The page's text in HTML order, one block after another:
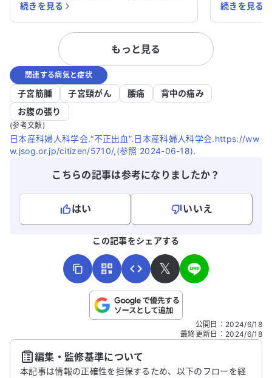
た。病院で抗生物質や鎮痛薬など4種類の
薬を処方されましたが、8日経っても出血
が止まる気配がありません。 エコー検査
では子宮に異常は見られず、排卵が始まる
ための出血ではないかと言われました。し
かし、病気の可能性がないかどうか、他の
医師の意見も伺いたいと考えています。ど
のように対処すれば良いのか、アドバイス
をいただけると助かります。
続きを見る
たり茶色の
精神的なス
続きを見る
もっと見る
関連する病気と症状
子宮筋腫 子宮頸がん 腰痛
背中の痛み
お腹の張り
(参考文献)
日本産科婦人科学会.“不正出血”.日本産科婦人科学会.https://ww
w.jsog.or.jp/citizen/5710/,(参照 2024-06-18).
こちらの記事は参考になりましたか？
はい
いいえ
こちらは送信専用のフォームです。氏名やご自身の病気の詳細な
送信する
この記事をシェアする
𝕏
公開日 ： 2024/6/18
最終更新日 ： 2024/6/18
編集・監修基準について
本記事は情報の正確性を担保するため、以下のフローを経